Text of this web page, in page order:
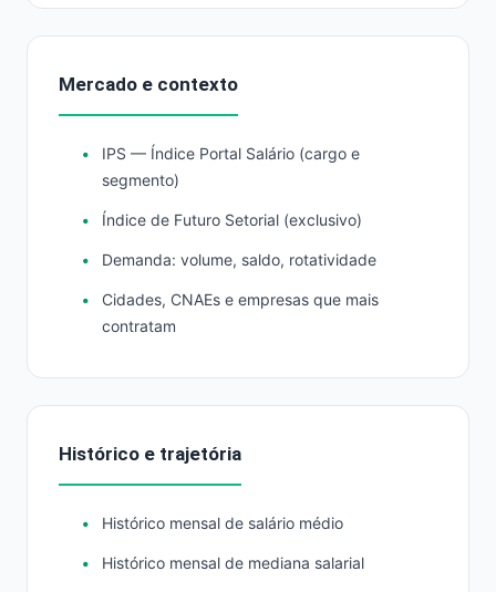
Mercado e contexto
IPS — Índice Portal Salário (cargo e
segmento)
Índice de Futuro Setorial (exclusivo)
Demanda: volume, saldo, rotatividade
Cidades, CNAEs e empresas que mais
contratam
Histórico e trajetória
Histórico mensal de salário médio
Histórico mensal de mediana salarial